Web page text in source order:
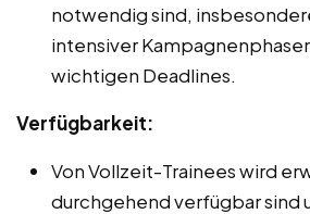
notwendig sind,
intensiver
wichtigen Deadlines.
Verfügbarkeit:
Von Vollzeit-Trainees wird
durchgehend verfügbar sind